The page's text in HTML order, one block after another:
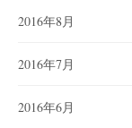
2016年8月
2016年7月
2016年6月